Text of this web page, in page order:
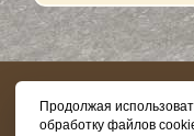
8
Продолжая
обработку файлов